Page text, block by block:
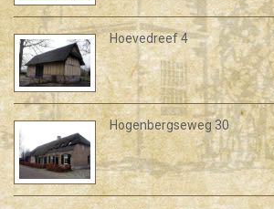
Hoevedreef 4
Hogenbergseweg 30